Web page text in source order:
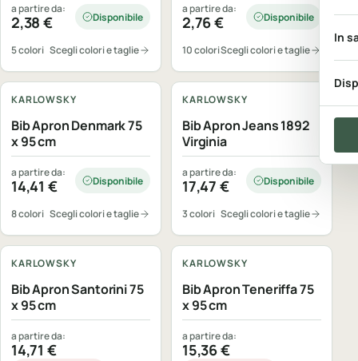
In
a partire da:
2,38€ Disponibile
5 colori Scegli colori e taglie
a partire da:
2,76€ Disponibile
10 coloriScegli colori e taglie
KARLOWSKY
Bib Apron Denmark 75
x 95 cm
a partire da:
14,41 € Disponibile
8 colori Scegli colori e taglie
KARLOWSKY
Bib Apron Jeans 1892
Virginia
a partire da:
17,47 € Disponibile
3 colori Scegli colori e taglie
KARLOWSKY
Bib Apron Santorini 75
x 95 cm
a partire da:
14,71 €
KARLOWSKY
Bib Apron Teneriffa 75
x 95 cm
a partire da:
15,36€